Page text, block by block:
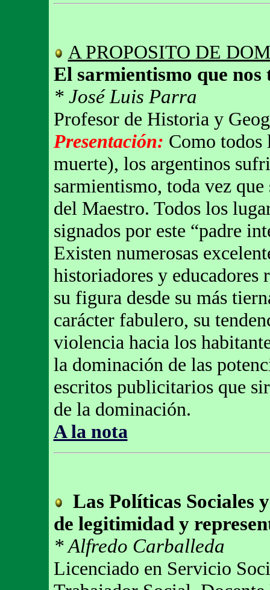
A PROPOSITO DE
El sarmientismo que nos
* José Luis Parra
Profesor de Historia y
Presentación: Como todos
muerte), los argentinos
sarmientismo, toda vez
del Maestro. Todos los
signados por este “padre
Existen numerosas
historiadores y educadores
su figura desde su más
carácter fabulero, su
violencia hacia los
la dominación de las
escritos publicitarios que
de la dominación.
A la nota
Las Políticas Sociales
de legitimidad y
* Alfredo Carballeda
Licenciado en Servicio